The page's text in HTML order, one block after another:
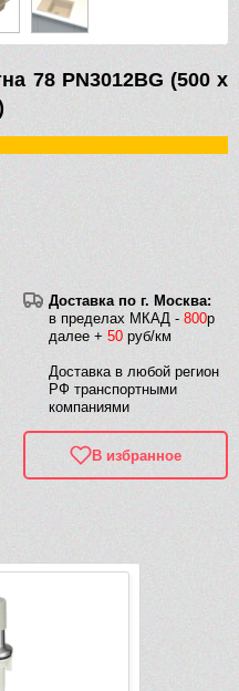
78 PN3012BG (500 х
Доставка по г. Москва:
в пределах МКАД - 800р
далее + 50 руб/км
Доставка в любой регион
РФ транспортными
компаниями
В избранное